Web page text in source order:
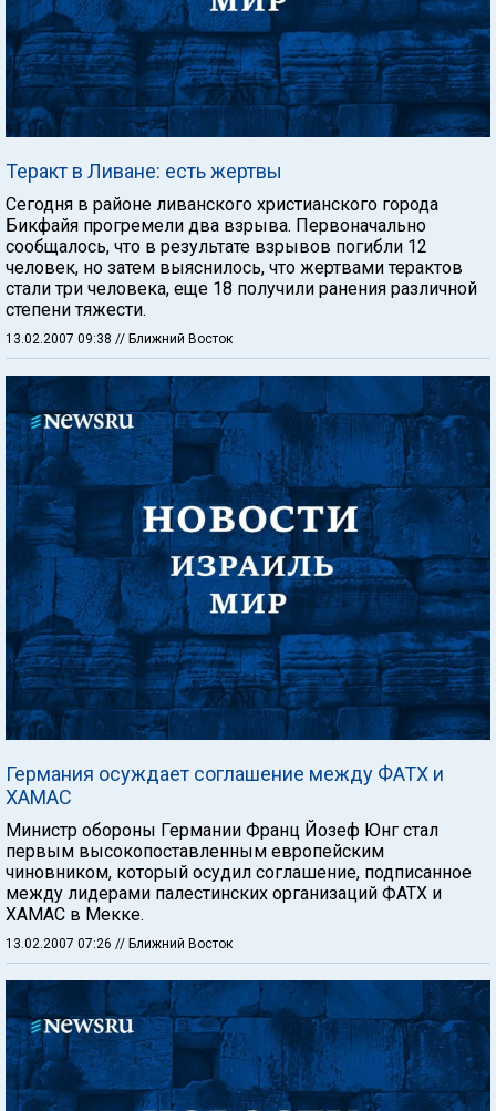
Теракт в Ливане: есть жертвы
Сегодня в районе ливанского христианского города
Бикфайя прогремели два взрыва. Первоначально
сообщалось, что в результате взрывов погибли 12
человек, но затем выяснилось, что жертвами терактов
стали три человека, еще 18 получили ранения различной
степени тяжести.
13.02.2007 09:38 // Ближний Восток
Германия осуждает соглашение между ФАТХ и
ХАМАС
Министр обороны Германии Франц Йозеф Юнг стал
первым высокопоставленным европейским
чиновником, который осудил соглашение, подписанное
между лидерами палестинских организаций ФАТХ и
ХАМАС в Мекке.
13.02.2007 07:26 // Ближний Восток